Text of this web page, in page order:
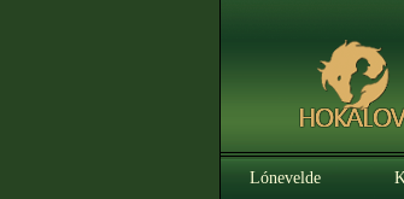
Lónevelde